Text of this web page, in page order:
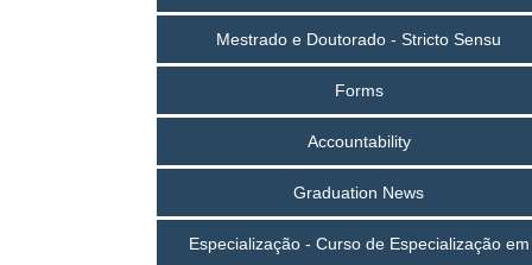
Mestrado e Doutorado - Stricto Sensu
Forms
Accountability
Graduation News
Especialização - Curso de Especialização em